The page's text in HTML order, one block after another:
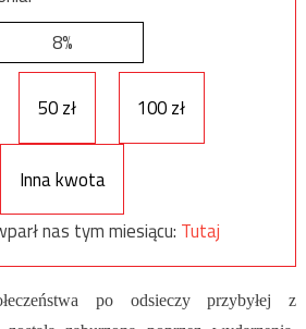
8%
50 zł 100 zł
Inna kwota
nas tym miesiącu: Tutaj
po odsieczy przybyłej z